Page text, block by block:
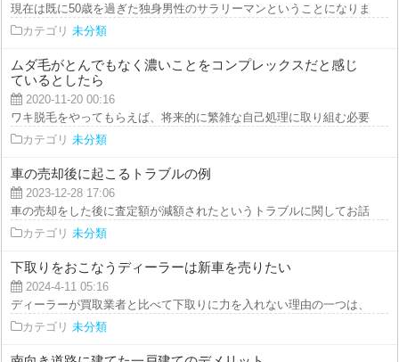
現在は既に50歳を過ぎた独身男性のサラリーマンということになります
カテゴリ 未分類
ムダ毛がとんでもなく濃いことをコンプレックスだと感じ
ているとしたら
2020-11-20 00:16
ワキ脱毛をやってもらえば、将来的に繁雑な自己処理に取り組む必要がな
カテゴリ 未分類
車の売却後に起こるトラブルの例
2023-12-28 17:06
車の売却をした後に査定額が減額されたというトラブルに関してお話しし
カテゴリ 未分類
下取りをおこなうディーラーは新車を売りたい
2024-4-11 05:16
ディーラーが買取業者と比べて下取りに力を入れない理由の一つは、ディ
カテゴリ 未分類